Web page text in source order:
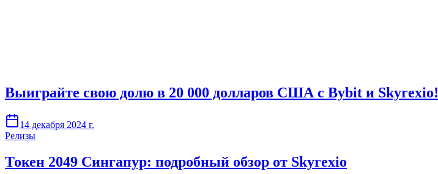
Выиграйте свою долю в 20 000 долларов США с Bybit и Skyrexio!
14 декабря 2024 г.
Релизы
Токен 2049 Сингапур: подробный обзор от Skyrexio